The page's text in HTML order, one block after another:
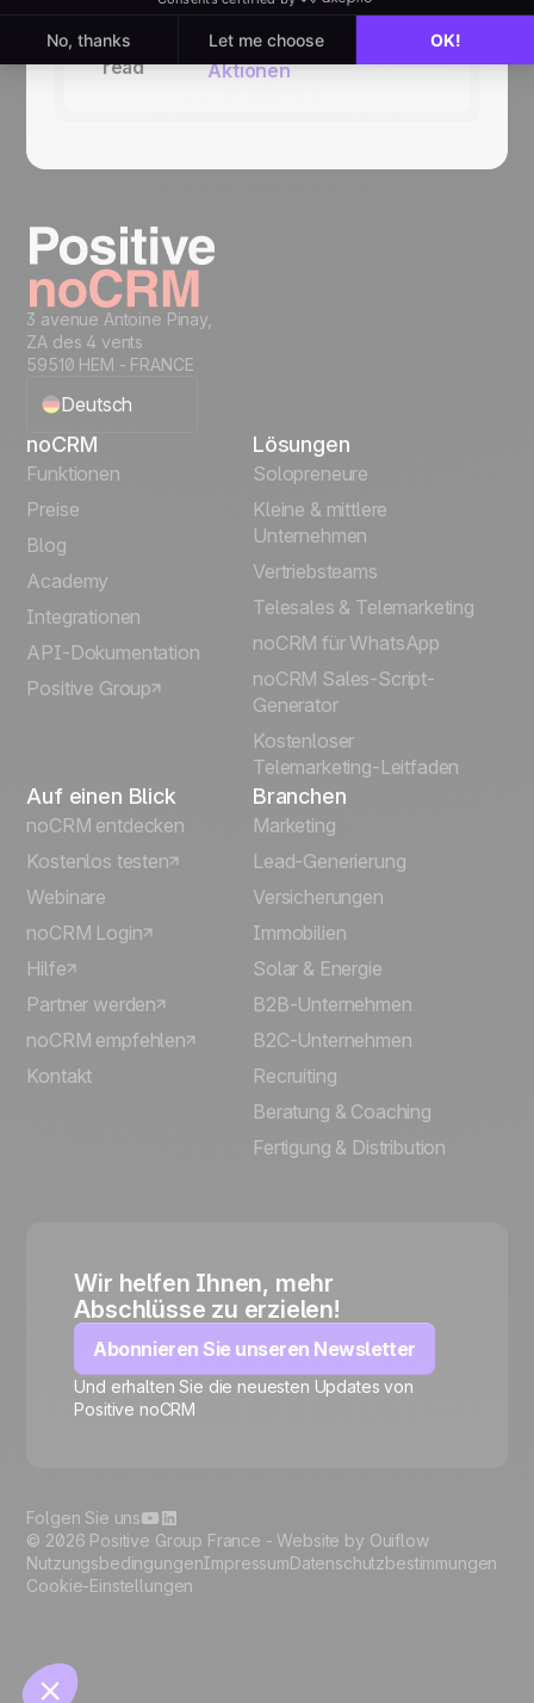
Next
read
No-code-Auslöser und
Aktionen
3 avenue Antoine Pinay,
ZA des 4 vents
59510 HEM - FRANCE
Deutsch
English
Español
Português
Italiano
noCRM
Funktionen
Preise
Blog
Academy
Integrationen
API-Dokumentation
Positive Group
Lösungen
Solopreneure
Kleine & mittlere
Unternehmen
Vertriebsteams
Telesales & Telemarketing
noCRM für WhatsApp
noCRM Sales-Script-
Generator
Kostenloser
Telemarketing-Leitfaden
Auf einen Blick
noCRM entdecken
Kostenlos testen
Webinare
noCRM Login
Hilfe
Partner werden
noCRM empfehlen
Kontakt
Branchen
Marketing
Lead-Generierung
Versicherungen
Immobilien
Solar & Energie
B2B-Unternehmen
B2C-Unternehmen
Recruiting
Beratung & Coaching
Fertigung & Distribution
Wir helfen Ihnen, mehr
Abschlüsse zu erzielen!
Abonnieren Sie unseren Newsletter
Und erhalten Sie die neuesten Updates von
Positive noCRM
© 2026 Positive Group France -Website by Ouiflow
NutzungsbedingungenImpressumDatenschutzbestimmungen
Cookie-Einstellungen
Folgen Sie uns